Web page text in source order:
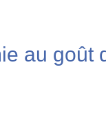
au goût